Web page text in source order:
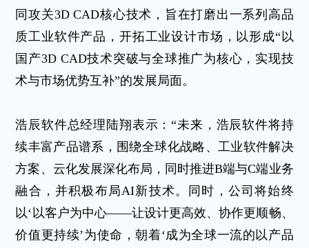
同攻关3D CAD核心技术，旨在打磨出一系列高品
质工业软件产品，开拓工业设计市场，以形成“以
国产3D CAD技术突破与全球推广为核心，实现技
术与市场优势互补”的发展局面。
浩辰软件总经理陆翔表示：“未来，浩辰软件将持
续丰富产品谱系，围绕全球化战略、工业软件解决
方案、云化发展深化布局，同时推进B端与C端业务
融合，并积极布局AI新技术。同时，公司将始终
以‘以客户为中心——让设计更高效、协作更顺畅、
价值更持续’为使命，朝着‘成为全球一流的以产品